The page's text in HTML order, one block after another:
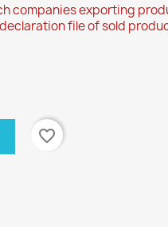
companies exporting
file of sold
favorite_border